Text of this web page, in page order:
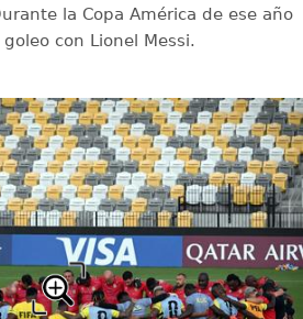
la Copa América de ese año
con Lionel Messi.